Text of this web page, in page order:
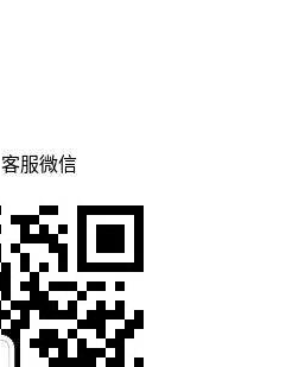
客服微信